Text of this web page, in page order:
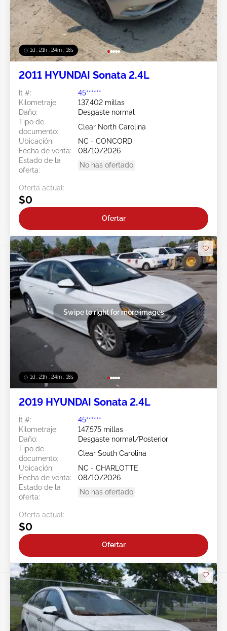
1d : 21h : 24m : 15s
2011 HYUNDAI Sonata 2.4L
Ít #:
45******
Kilometraje:
137,402 millas
Daño:
Desgaste normal
Tipo de
documento:
Clear North Carolina
Ubicación:
NC - CONCORD
Fecha de venta:
08/10/2026
Estado de la
oferta:
No has ofertado
Oferta actual:
$0
Ofertar
1d : 21h : 24m : 15s
Swipe to right for more images
2019 HYUNDAI Sonata 2.4L
Ít #:
45******
Kilometraje:
147,575 millas
Daño:
Desgaste normal/Posterior
Tipo de
documento:
Clear South Carolina
Ubicación:
NC - CHARLOTTE
Fecha de venta:
08/10/2026
Estado de la
oferta:
No has ofertado
Oferta actual:
$0
Ofertar